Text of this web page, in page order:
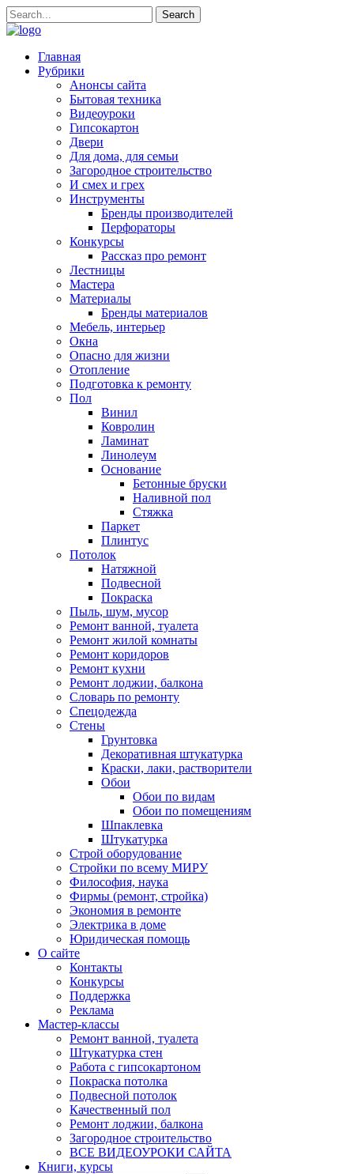
Главная
Рубрики
Анонсы сайта
Бытовая техника
Видеоуроки
Гипсокартон
Двери
Для дома, для семьи
Загородное строительство
И смех и грех
Инструменты
Бренды производителей
Перфораторы
Конкурсы
Рассказ про ремонт
Лестницы
Мастера
Материалы
Бренды материалов
Мебель, интерьер
Окна
Опасно для жизни
Отопление
Подготовка к ремонту
Пол
Винил
Ковролин
Ламинат
Линолеум
Основание
Бетонные бруски
Наливной пол
Стяжка
Паркет
Плинтус
Потолок
Натяжной
Подвесной
Покраска
Пыль, шум, мусор
Ремонт ванной, туалета
Ремонт жилой комнаты
Ремонт коридоров
Ремонт кухни
Ремонт лоджии, балкона
Словарь по ремонту
Спецодежда
Стены
Грунтовка
Декоративная штукатурка
Краски, лаки, растворители
Обои
Обои по видам
Обои по помещениям
Шпаклевка
Штукатурка
Строй оборудование
Стройки по всему МИРУ
Философия, наука
Фирмы (ремонт, стройка)
Экономия в ремонте
Электрика в доме
Юридическая помощь
О сайте
Контакты
Конкурсы
Поддержка
Реклама
Мастер-классы
Ремонт ванной, туалета
Штукатурка стен
Работа с гипсокартоном
Покраска потолка
Подвесной потолок
Качественный пол
Ремонт лоджии, балкона
Загородное строительство
ВСЕ ВИДЕОУРОКИ САЙТА
Книги, курсы